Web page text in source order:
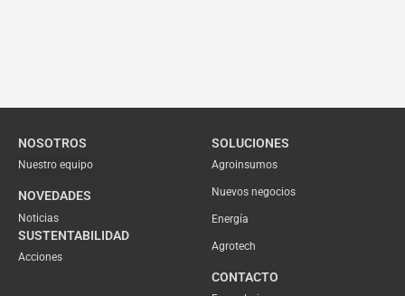
NOSOTROS
Nuestro equipo
NOVEDADES
Noticias
SUSTENTABILIDAD
Acciones
SOLUCIONES
Agroinsumos
Nuevos negocios
Energía
Agrotech
CONTACTO